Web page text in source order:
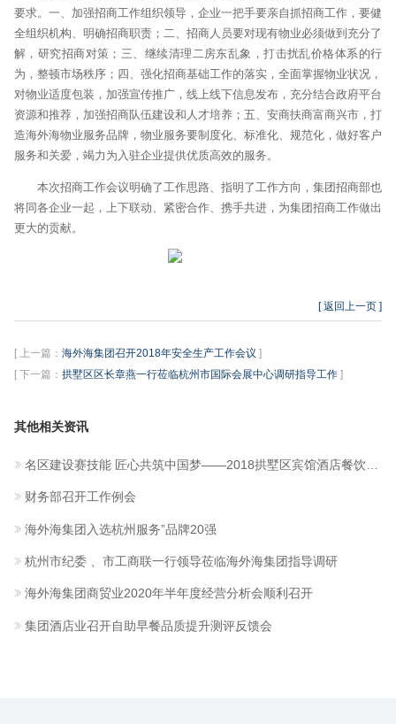
要求。一、加强招商工作组织领导，企业一把手要亲自抓招商工作，要健
全组织机构、明确招商职责；二、招商人员要对现有物业必须做到充分了
解，研究招商对策；三、继续清理二房东乱象，打击扰乱价格体系的行
为，整顿市场秩序；四、强化招商基础工作的落实，全面掌握物业状况，
对物业适度包装，加强宣传推广，线上线下信息发布，充分结合政府平台
资源和推荐，加强招商队伍建设和人才培养；五、安商扶商富商兴市，打
造海外海物业服务品牌，物业服务要制度化、标准化、规范化，做好客户
服务和关爱，竭力为入驻企业提供优质高效的服务。
本次招商工作会议明确了工作思路、指明了工作方向，集团招商部也
将同各企业一起，上下联动、紧密合作、携手共进，为集团招商工作做出
更大的贡献。
[ 返回上一页 ]
[ 上一篇： 海外海集团召开2018年安全生产工作会议 ]
[ 下一篇： 拱墅区区长章燕一行莅临杭州市国际会展中心调研指导工作 ]
其他相关资讯
名区建设赛技能 匠心共筑中国梦——2018拱墅区宾馆酒店餐饮业服务技能大赛圆满落幕
财务部召开工作例会
海外海集团入选杭州服务”品牌20强
杭州市纪委 、市工商联一行领导莅临海外海集团指导调研
海外海集团商贸业2020年半年度经营分析会顺利召开
集团酒店业召开自助早餐品质提升测评反馈会